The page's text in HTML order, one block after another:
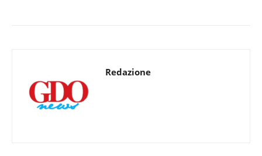
Redazione